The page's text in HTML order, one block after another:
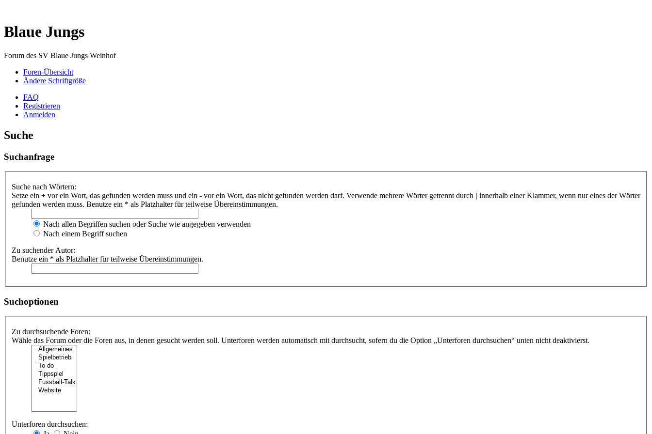
Blaue Jungs
Forum des SV Blaue Jungs Weinhof
Foren-Übersicht
Ändere Schriftgröße
FAQ
Registrieren
Anmelden
Suche
Suchanfrage
Suche nach Wörtern:
Setze ein + vor ein Wort, das gefunden werden muss und ein - vor ein Wort, das nicht gefunden werden darf. Verwende mehrere Wörter getrennt durch | innerhalb einer Klammer, wenn nur eines der Wörter
gefunden werden muss. Benutze ein * als Platzhalter für teilweise Übereinstimmungen.
Nach allen Begriffen suchen oder Suche wie angegeben verwenden
Nach einem Begriff suchen
Zu suchender Autor:
Benutze ein * als Platzhalter für teilweise Übereinstimmungen.
Suchoptionen
Zu durchsuchende Foren:
Wähle das Forum oder die Foren aus, in denen gesucht werden soll. Unterforen werden automatisch mit durchsucht, sofern du die Option „Unterforen durchsuchen“ unten nicht deaktivierst.
Unterforen durchsuchen: